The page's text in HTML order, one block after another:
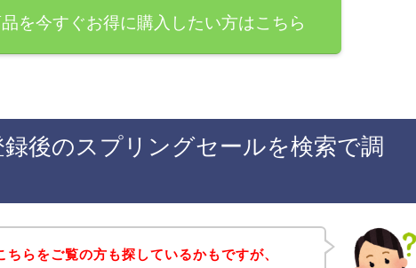
を今すぐお得に購入したい方はこちら
後のスプリングセールを検索で調
ちらをご覧の方も探しているかもですが、